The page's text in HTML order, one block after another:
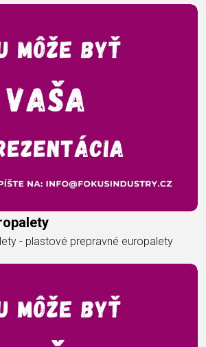
- plastové prepravné europalety